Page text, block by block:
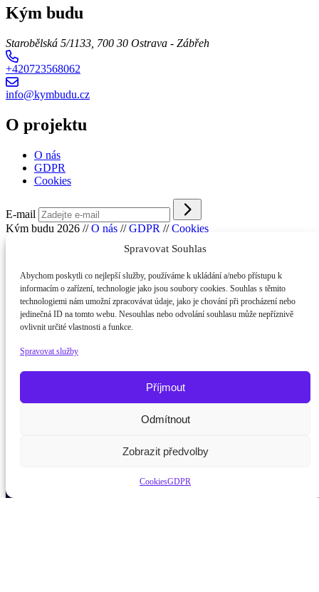
Spravovat Souhlas
Abychom poskytli co nejlepší služby, používáme k ukládání a/nebo přístupu k
informacím o zařízení, technologie jako jsou soubory cookies. Souhlas s těmito
technologiemi nám umožní zpracovávat údaje, jako je chování při procházení nebo
jedinečná ID na tomto webu. Nesouhlas nebo odvolání souhlasu může nepříznivě
ovlivnit určité vlastnosti a funkce.
Spravovat služby
Příjmout
Odmítnout
Zobrazit předvolby
CookiesGDPR
Kým budu
Starobělská 5/1133, 700 30 Ostrava - Zábřeh
+420723568062
info@kymbudu.cz
O projektu
O nás
GDPR
Cookies
E-mail
Kým budu 2026 // O nás // GDPR // Cookies
Potřebujete poradit?